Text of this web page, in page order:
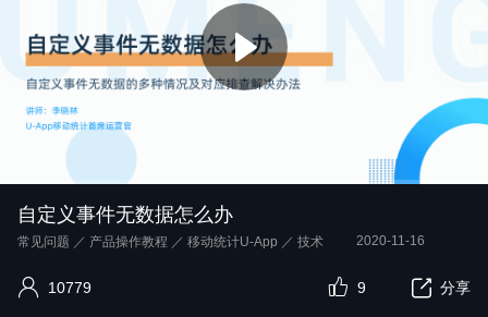
自定义事件无数据怎么办
常见问题 ／ 产品操作教程 ／ 移动统计U-App ／ 技术 2020-11-16
10779 分享
9